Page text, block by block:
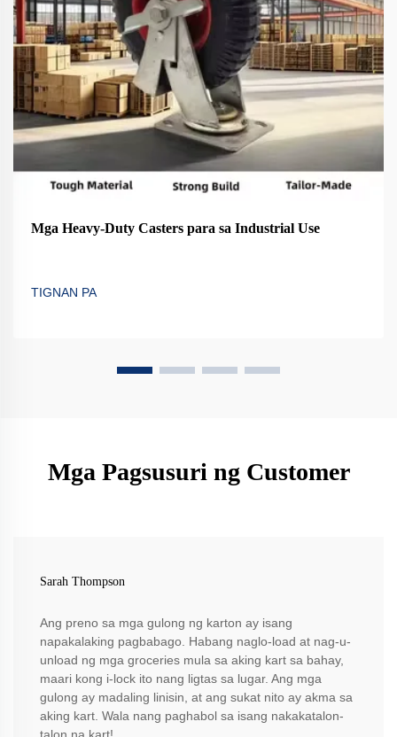
Mga Heavy-Duty Casters para sa Industrial Use
TIGNAN PA
Mga Pagsusuri ng Customer
Sarah Thompson
Ang preno sa mga gulong ng karton ay isang
napakalaking pagbabago. Habang naglo-load at nag-u-
unload ng mga groceries mula sa aking kart sa bahay,
maari kong i-lock ito nang ligtas sa lugar. Ang mga
gulong ay madaling linisin, at ang sukat nito ay akma sa
aking kart. Wala nang paghabol sa isang nakakatalon-
talon na kart!